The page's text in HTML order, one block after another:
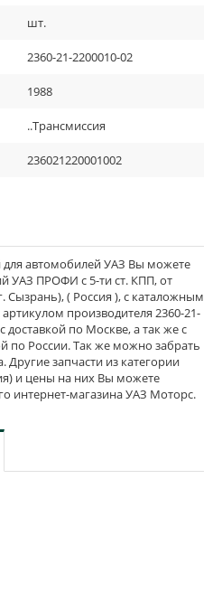
шт.
2360-21-2200010-02
1988
..Трансмиссия
236021220001002
для автомобилей УАЗ Вы можете
УАЗ ПРОФИ с 5-ти ст. КПП, от
Сызрань), ( Россия ), с каталожным
производителя 2360-21-
доставкой по Москве, а так же с
по России. Так же можно забрать
Другие запчасти из категории
и цены на них Вы можете
интернет-магазина УАЗ Моторс.